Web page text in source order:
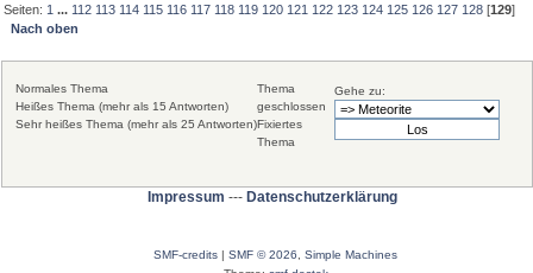
Seiten: 1 ... 112 113 114 115 116 117 118 119 120 121 122 123 124 125 126 127 128 [129]
Nach oben
Gehe zu:
Normales Thema
Heißes Thema (mehr als 15 Antworten)
Sehr heißes Thema (mehr als 25 Antworten)
Thema
geschlossen
Fixiertes
Thema
Impressum --- Datenschutzerklärung
SMF-credits | SMF © 2026
Simple Machines